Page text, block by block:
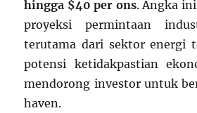
hingga $40 per ons. Angka
proyeksi permintaan
terutama dari sektor energi
potensi ketidakpastian
mendorong investor untuk
haven.